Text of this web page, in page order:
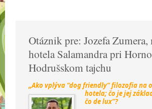
Otáznik pre: Jozefa Zumera,
hotela Salamandra pri
Hodrušskom tajchu
„Ako vplýva “dog friendly“ filozofia na
hotela; čo je jej
čo de lux“?